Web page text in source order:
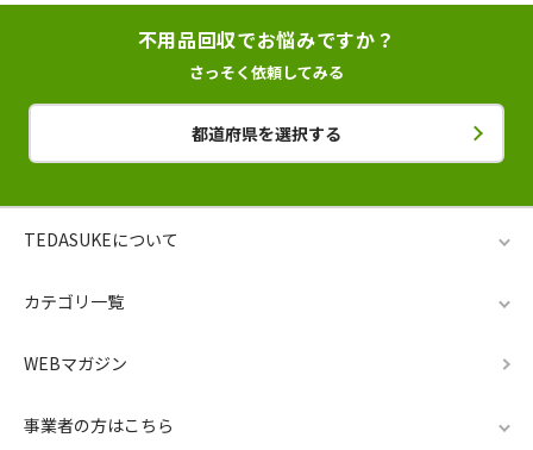
不用品回収でお悩みですか？
さっそく依頼してみる
都道府県を選択する
TEDASUKEについて
カテゴリ一覧
WEBマガジン
事業者の方はこちら